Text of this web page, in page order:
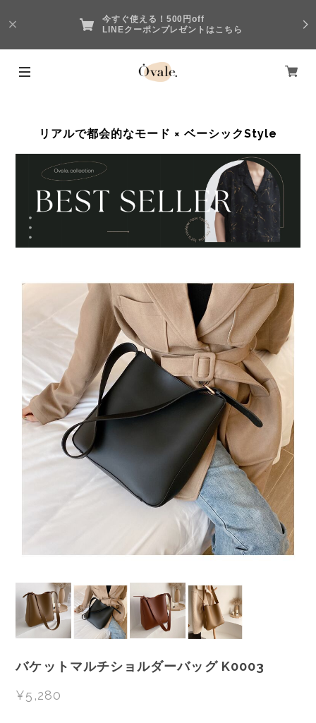
今すぐ使える！500円off
LINEクーポンプレゼントはこちら
リアルで都会的なモード × ベーシックStyle
バケットマルチショルダーバッグ K0003
¥5,280